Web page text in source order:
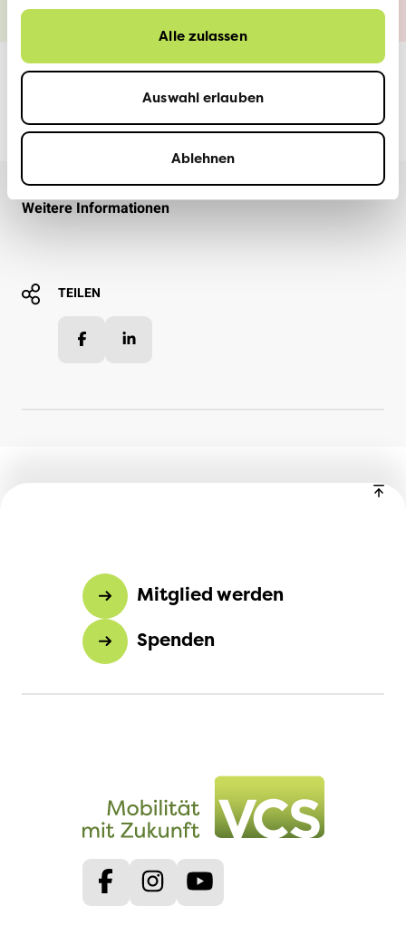
Alle zulassen
Auswahl erlauben
Ablehnen
4. SEPTEMBER 2024
Weitere Informationen
TEILEN
Facebook
Mitglied werden
Spenden
FacebookInstagram